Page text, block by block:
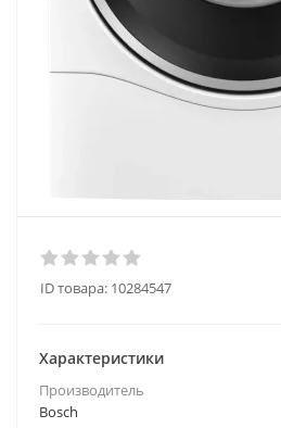
ID товара: 10284547
Характеристики
Производитель
Bosch